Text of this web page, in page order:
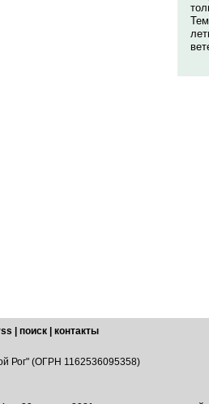
поиск
контакты
Рог" (ОГРН 1162536095358)